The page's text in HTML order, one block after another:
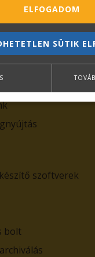
Feltételek,
szoftverek
bolt
ELFOGADOM
SÜTIK